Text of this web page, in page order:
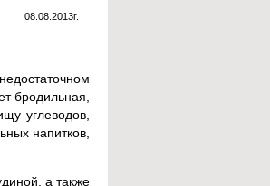
08.08.2013г.
бродильная,
углеводов,
напитков,
а также